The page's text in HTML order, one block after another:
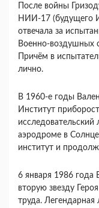
После войны
НИИ-17 (будущего
отвечала за
Военно-воздушных
Причём в
лично.
В 1960-е годы
Институт
аэродроме в
институт и
6 января 1986 года
вторую звезду
труда.